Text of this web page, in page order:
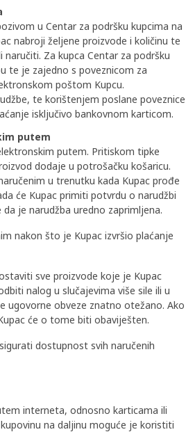
u Centar za podršku kupcima na
nabroji željene proizvode i količinu te
naručiti. Za kupca Centar za podršku
te je zajedno s poveznicom za
poštom Kupcu.
te korištenjem poslane poveznice
isključivo bankovnom karticom.
putem
putem. Pritiskom tipke
dodaje u potrošačku košaricu.
u trenutku kada Kupac prođe
će Kupac primiti potvrdu o narudžbi
je narudžba uredno zaprimljena.
nakon što je Kupac izvršio plaćanje
sve proizvode koje je Kupac
nalog u slučajevima više sile ili u
ugovorne obveze znatno otežano. Ako
će o tome biti obaviješten.
dostupnost svih naručenih
interneta, odnosno karticama ili
na daljinu moguće je koristiti